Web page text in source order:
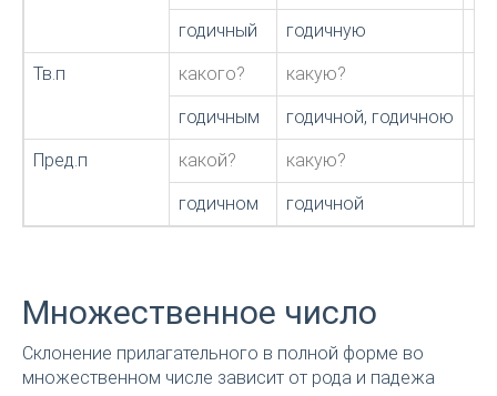
годичный годичную
Тв.п какого? какую?
годичным годичной, годичною
Пред.п какой? какую?
годичном годичной
Множественное число
Склонение прилагательного в полной форме во
множественном числе зависит от рода и падежа